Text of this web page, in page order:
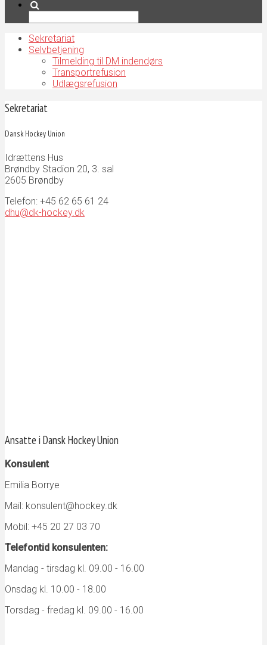
Sekretariat
Selvbetjening
Tilmelding til DM indendørs
Transportrefusion
Udlægsrefusion
Sekretariat
Dansk Hockey Union
Idrættens Hus
Brøndby Stadion 20, 3. sal
2605 Brøndby
Telefon: +45 62 65 61 24
dhu@dk-hockey.dk
Ansatte i Dansk Hockey Union
Konsulent
Emilia Borrye
Mail: konsulent@hockey.dk
Mobil: +45 20 27 03 70
Telefontid konsulenten:
Mandag - tirsdag kl. 09.00 - 16.00
Onsdag kl. 10.00 - 18.00
Torsdag - fredag kl. 09.00 - 16.00